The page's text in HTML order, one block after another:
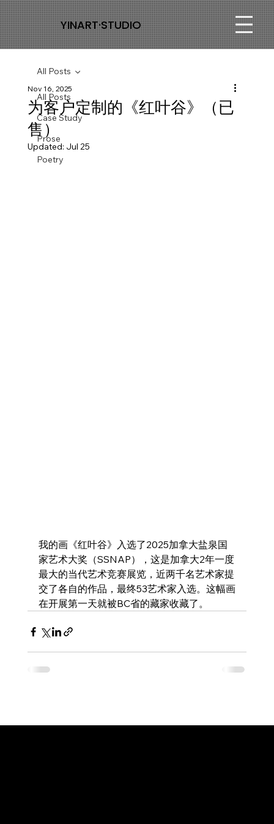
YINART·STUDIO
All Posts
Case Study
Prose
Poetry
All Posts
为客户定制的《红叶谷》（已
售）
Nov 16, 2025
Updated: Jul 25
我的画《红叶谷》入选了2025加拿大盐泉国
家艺术大奖（SSNAP），这是加拿大2年一度
最大的当代艺术竞赛展览，近两千名艺术家提
交了各自的作品，最终53艺术家入选。这幅画
在开展第一天就被BC省的藏家收藏了。